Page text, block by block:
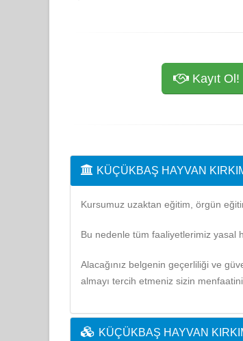
Kayıt Ol!
KÜÇÜKBAŞ HAYVAN
Kursumuz uzaktan eğitim, örgün
Bu nedenle tüm faaliyetlerimiz yasal
Alacağınız belgenin geçerliliği ve
almayı tercih etmeniz sizin
KÜÇÜKBAŞ HAYVAN